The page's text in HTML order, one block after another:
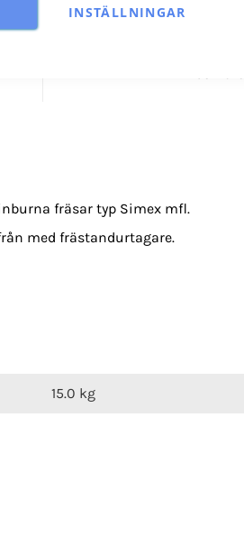
INSTÄLLNINGAR
fräsar typ Simex mfl.
med frästandurtagare.
15.0 kg